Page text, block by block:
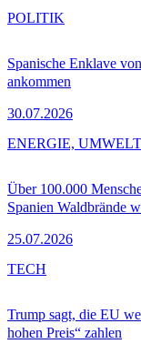
Spanische Enklave
ankommen
30.07.2026
POLITIK
Über 100.000
Spanien Waldbrände
25.07.2026
ENERGIE,
Trump sagt, die EU
hohen Preis“ zahlen
TECH